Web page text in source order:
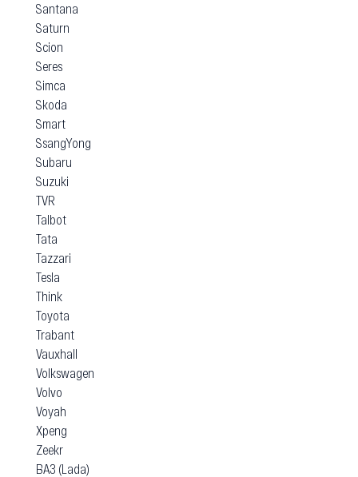
Santana
Saturn
Scion
Seres
Simca
Skoda
Smart
SsangYong
Subaru
Suzuki
TVR
Talbot
Tata
Tazzari
Tesla
Think
Toyota
Trabant
Vauxhall
Volkswagen
Volvo
Voyah
Xpeng
Zeekr
ВАЗ (Lada)